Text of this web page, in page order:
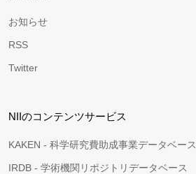
お知らせ
RSS
Twitter
NIIのコンテンツサービス
KAKEN - 科学研究費助成事業データベース
IRDB - 学術機関リポジトリデータベース